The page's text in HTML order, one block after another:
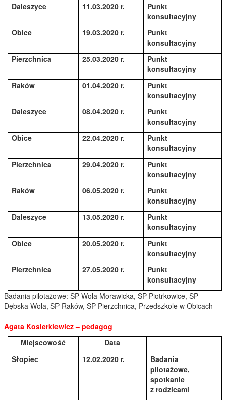
Daleszyce 11.03.2020 r.
Punkt
konsultacyjny
Obice
19.03.2020 r.
Punkt
konsultacyjny
Pierzchnica
25.03.2020 r.
Punkt
konsultacyjny
Raków
01.04.2020 r.
Punkt
konsultacyjny
Daleszyce
08.04.2020 r.
Punkt
konsultacyjny
Obice
22.04.2020 r.
Punkt
konsultacyjny
Pierzchnica
29.04.2020 r.
Punkt
konsultacyjny
Raków
06.05.2020 r.
Punkt
konsultacyjny
Daleszyce
13.05.2020 r.
Punkt
konsultacyjny
Obice
20.05.2020 r.
Punkt
konsultacyjny
Pierzchnica
27.05.2020 r.
Punkt
konsultacyjny
Badania pilotażowe: SP Wola Morawicka, SP Piotrkowice, SP
Dębska Wola, SP Raków, SP Pierzchnica, Przedszkole w Obicach
Agata Kosierkiewicz – pedagog
Miejscowość
Data
Słopiec
12.02.2020 r.
Badania
pilotażowe,
spotkanie
z rodzicami